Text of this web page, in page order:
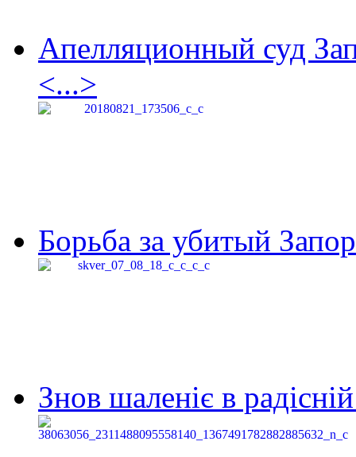
Апелляционный суд
<...>
Борьба за убитый
Знов шаленіє в